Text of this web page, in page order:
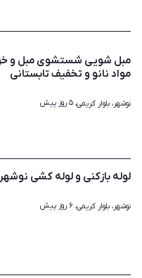
مبل شویی شستشوی مبل و
مواد نانو و تخفیف تابستانی
نوشهر، بلوار کریمی، ۵ روز پیش
لوله بازکنی و لوله کشی
نوشهر، بلوار کریمی، ۶ روز پیش